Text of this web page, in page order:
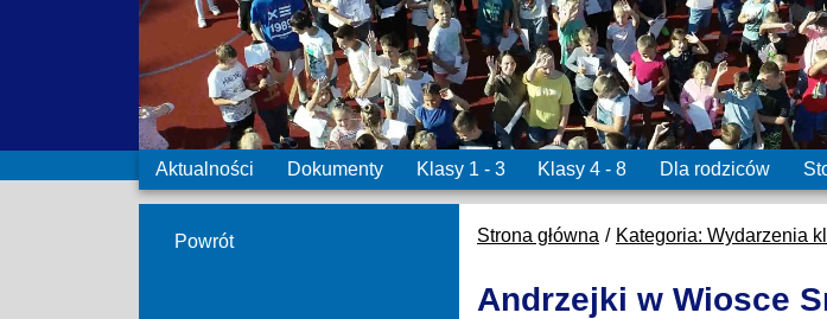
Aktualności Dokumenty Klasy 1 - 3 Klasy 4 - 8 Dla rodziców
Strona główna Kategoria: Wydarzenia
Andrzejki w Wiosce
Powrót